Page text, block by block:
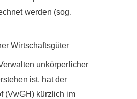
werden (sog.
Wirtschaftsgüter
unkörperlicher
ist, hat der
(VwGH) kürzlich im